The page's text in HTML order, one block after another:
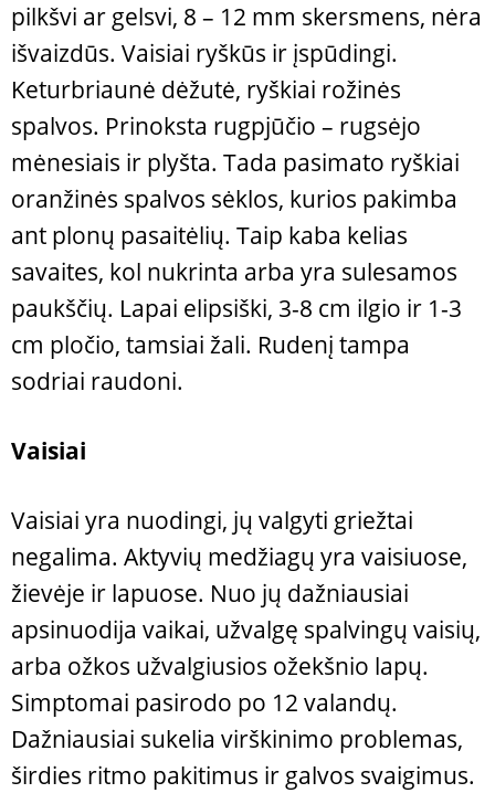
pilkšvi ar gelsvi, 8 – 12 mm skersmens, nėra
išvaizdūs. Vaisiai ryškūs ir įspūdingi.
Keturbriaunė dėžutė, ryškiai rožinės
spalvos. Prinoksta rugpjūčio – rugsėjo
mėnesiais ir plyšta. Tada pasimato ryškiai
oranžinės spalvos sėklos, kurios pakimba
ant plonų pasaitėlių. Taip kaba kelias
savaites, kol nukrinta arba yra sulesamos
paukščių. Lapai elipsiški, 3-8 cm ilgio ir 1-3
cm pločio, tamsiai žali. Rudenį tampa
sodriai raudoni.
Vaisiai
Vaisiai yra nuodingi, jų valgyti griežtai
negalima. Aktyvių medžiagų yra vaisiuose,
žievėje ir lapuose. Nuo jų dažniausiai
apsinuodija vaikai, užvalgę spalvingų vaisių,
arba ožkos užvalgiusios ožekšnio lapų.
Simptomai pasirodo po 12 valandų.
Dažniausiai sukelia virškinimo problemas,
širdies ritmo pakitimus ir galvos svaigimus.